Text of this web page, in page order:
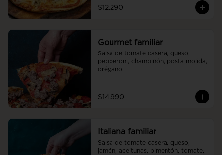
$12.290
Gourmet familiar
Salsa de tomate casera, queso,
pepperoni, champiñón, posta molida,
orégano.
$14.990
Italiana familiar
Salsa de tomate casera, queso,
jamón, aceitunas, pimentón, tomate,